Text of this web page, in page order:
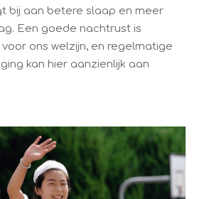
bij aan betere slaap en meer
Een goede nachtrust is
ons welzijn, en regelmatige
kan hier aanzienlijk aan